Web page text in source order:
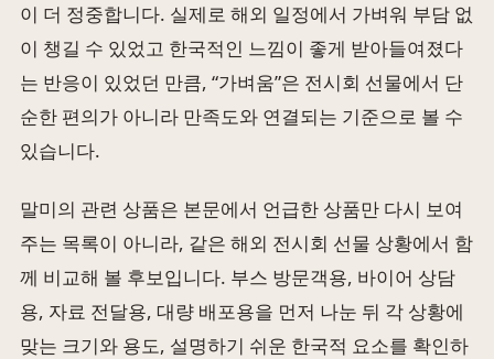
이 더 정중합니다. 실제로 해외 일정에서 가벼워 부담 없
이 챙길 수 있었고 한국적인 느낌이 좋게 받아들여졌다
는 반응이 있었던 만큼, “가벼움”은 전시회 선물에서 단
순한 편의가 아니라 만족도와 연결되는 기준으로 볼 수
있습니다.
말미의 관련 상품은 본문에서 언급한 상품만 다시 보여
주는 목록이 아니라, 같은 해외 전시회 선물 상황에서 함
께 비교해 볼 후보입니다. 부스 방문객용, 바이어 상담
용, 자료 전달용, 대량 배포용을 먼저 나눈 뒤 각 상황에
맞는 크기와 용도, 설명하기 쉬운 한국적 요소를 확인하